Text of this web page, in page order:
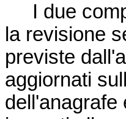
I due
la revisione
previste
aggiornati
dell'anagrafe